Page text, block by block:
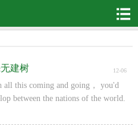
建树 12-06
this coming and going， you'd
between the nations of the world.